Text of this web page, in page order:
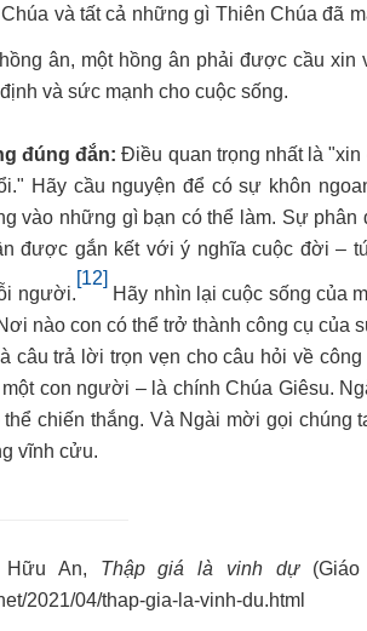
và tất cả những gì Thiên Chúa đã
ân, một hồng ân phải được cầu
và sức mạnh cho cuộc sống.
đúng đắn: Điều quan trọng nhất là
Hãy cầu nguyện để có sự khôn
vào những gì bạn có thể làm. Sự
được gắn kết với ý nghĩa cuộc đời –
người.
[12]
Hãy nhìn lại cuộc sống của
nào con có thể trở thành công cụ của
câu trả lời trọn vẹn cho câu hỏi về
con người – là chính Chúa Giêsu.
chiến thắng. Và Ngài mời gọi
vĩnh cửu.
Hữu An, Thập giá là vinh dự(Giáo
2021/04/thap-gia-la-vinh-du.html